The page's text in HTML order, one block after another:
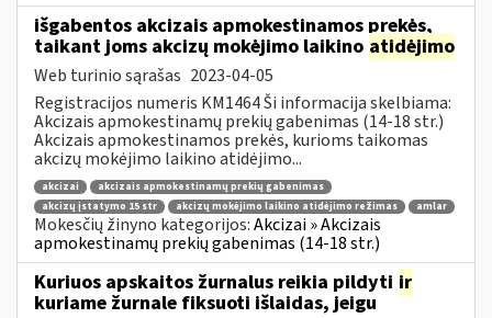
išgabentos akcizais apmokestinamos prekės,
taikant joms akcizų mokėjimo laikino atidėjimo
Web turinio sąrašas 2023-04-05
Registracijos numeris KM1464 Ši informacija skelbiama:
Akcizais apmokestinamų prekių gabenimas (14-18 str.)
Akcizais apmokestinamos prekės, kurioms taikomas
akcizų mokėjimo laikino atidėjimo...
akcizai
akcizais apmokestinamų prekių gabenimas
akcizų įstatymo 15 str
akcizų mokėjimo laikino atidėjimo režimas amlar
Mokesčių žinyno kategorijos:Akcizai » Akcizais
apmokestinamų prekių gabenimas (14-18 str.)
Kuriuos apskaitos žurnalus reikia pildyti ir
kuriame žurnale fiksuoti išlaidas, jeigu